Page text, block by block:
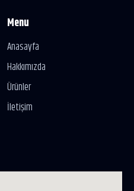
Menu
Anasayfa
Hakkımızda
Ürünler
İletişim